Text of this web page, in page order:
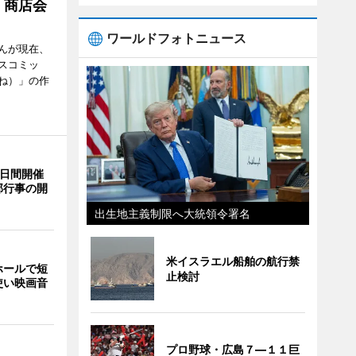
店会
現在、
コミッ
）」の作
間開催
事の開
ールで短
映画音
ワールドフォトニュース
出生地主義制限へ大統領令署名
米イスラエル船舶の航行禁
止検討
プロ野球・広島７―１１巨